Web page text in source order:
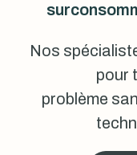
Nos
pour
problème